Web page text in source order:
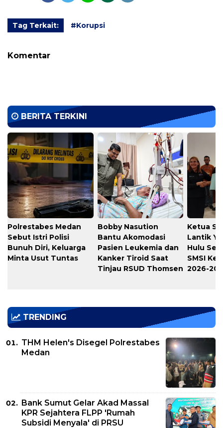
Tag Terkait: #Korupsi
Komentar
BERITA TERKINI
Polrestabes Medan
Sebut Istri Polisi
Bunuh Diri, Keluarga
Minta Usut Tuntas
Bobby Nasution
Bantu Akomodasi
Pasien Leukemia dan
Kanker Tiroid Saat
Tinjau RSUD Thomsen
Ketua
Lantik
Hulu
SMSI
2026-
TRENDING
THM Helen's Disegel Polrestabes
Medan
Bank Sumut Gelar Akad Massal
KPR Sejahtera FLPP 'Rumah
Subsidi Menyala' di PRSU